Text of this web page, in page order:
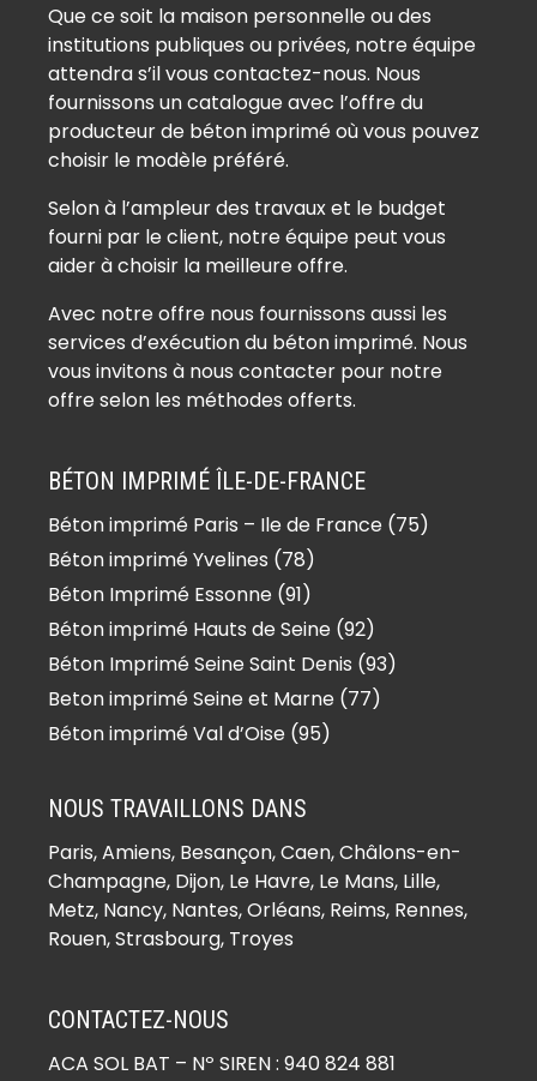
Béton imprimé Arronville (95810)
Béton imprimé Arthies (95420)
Béton imprimé Asnières-sur-Oise
(95270)
Béton imprimé Attainville (95570)
Béton imprimé Auvers-sur-Oise
(95430)
Béton imprimé Avernes (95450)
(95560)
Béton imprimé Banthelu (95420)
Béton imprimé Beauchamp (95250)
Béton imprimé Bellefontaine
(95270)
Béton imprimé Belloy-en-France
(95270)
Béton imprimé Bernes-sur-Oise
(95340)
Béton imprimé Berville (95810)
Béton imprimé Bessancourt
Béton imprimé Béthemont-la-Forêt
Béton imprimé Bezons (95870)
Béton imprimé Boisemont (95000)
Béton imprimé Boissy-l’Aillerie
(95500)
Béton imprimé Bouffémont (95570)
Que ce soit la maison personnelle ou des
institutions publiques ou privées, notre équipe
attendra s’il vous contactez-nous. Nous
fournissons un catalogue avec l’offre du
producteur de béton imprimé où vous pouvez
choisir le modèle préféré.
Selon à l’ampleur des travaux et le budget
fourni par le client, notre équipe peut vous
aider à choisir la meilleure offre.
Avec notre offre nous fournissons aussi les
services d’exécution du béton imprimé. Nous
vous invitons à nous contacter pour notre
offre selon les méthodes offerts.
BÉTON IMPRIMÉ ÎLE-DE-FRANCE
Béton imprimé Paris – Ile de France (75)
Béton imprimé Yvelines (78)
Béton Imprimé Essonne (91)
Béton imprimé Hauts de Seine (92)
Béton Imprimé Seine Saint Denis (93)
Beton imprimé Seine et Marne (77)
Béton imprimé Val d’Oise (95)
NOUS TRAVAILLONS DANS
Paris,Amiens, Besançon, Caen, Châlons-en-
Champagne, Dijon, Le Havre, Le Mans, Lille,
Metz, Nancy, Nantes, Orléans, Reims, Rennes,
Rouen, Strasbourg, Troyes
CONTACTEZ-NOUS
ACA SOL BAT – Nº SIREN : 940 824 881